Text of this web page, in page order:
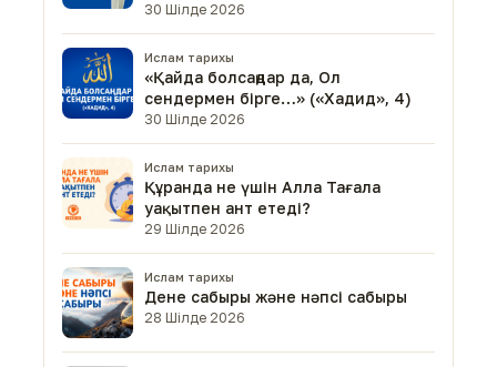
30 Шілде 2026
Ислам тарихы
«Қайда болсаңдар да, Ол
сендермен бірге…» («Хадид», 4)
30 Шілде 2026
Ислам тарихы
Құранда не үшін Алла Тағала
уақытпен ант етеді?
29 Шілде 2026
Ислам тарихы
Дене сабыры және нәпсі сабыры
28 Шілде 2026